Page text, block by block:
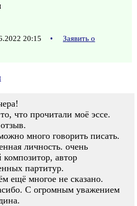
20:15 •
Заявить о
что прочитали моё эссе.
много говорить писать.
личность. очень
композитор, автор
партитур.
ещё многое не сказано.
С огромным уважением